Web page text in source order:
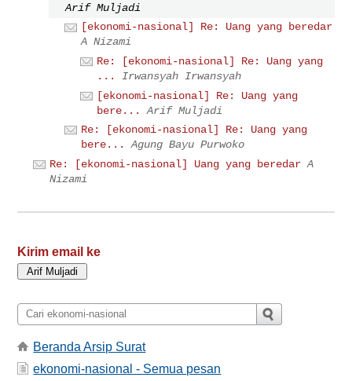
Arif Muljadi
[ekonomi-nasional] Re: Uang yang beredar
A Nizami
Re: [ekonomi-nasional] Re: Uang yang
...
Irwansyah Irwansyah
[ekonomi-nasional] Re: Uang yang
bere...
Arif Muljadi
Re: [ekonomi-nasional] Re: Uang yang
bere...
Agung Bayu Purwoko
Re: [ekonomi-nasional] Uang yang beredar A
Nizami
Kirim email ke
Beranda Arsip Surat
ekonomi-nasional - Semua pesan